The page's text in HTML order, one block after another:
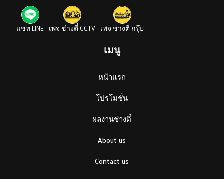
แชท LINE เพจ ช่างตี๋ CCTV เพจ ช่างตี๋ กรุ๊ป
เมนู
หน้าแรก
โปรโมชั่น
ผลงานช่างตี๋
About us
Contact us